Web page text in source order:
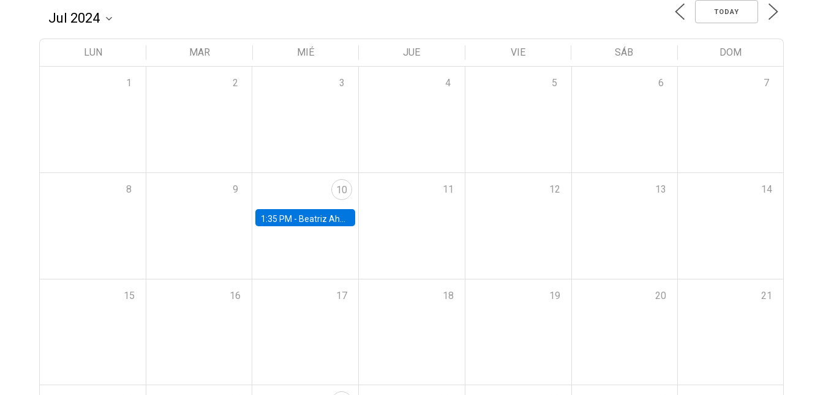
TODAY
LUN MAR MIÉ JUE VIE SÁB DOM
1 2 3 4 5 6 7
8 9 10
1:35 PM - Beatriz Ahumada, PhD candidate, Universidad de Pittsburgh
11 12 13 14
15 16 17 18 19 20 21